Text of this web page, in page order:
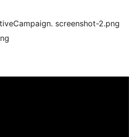
screenshot-2.png